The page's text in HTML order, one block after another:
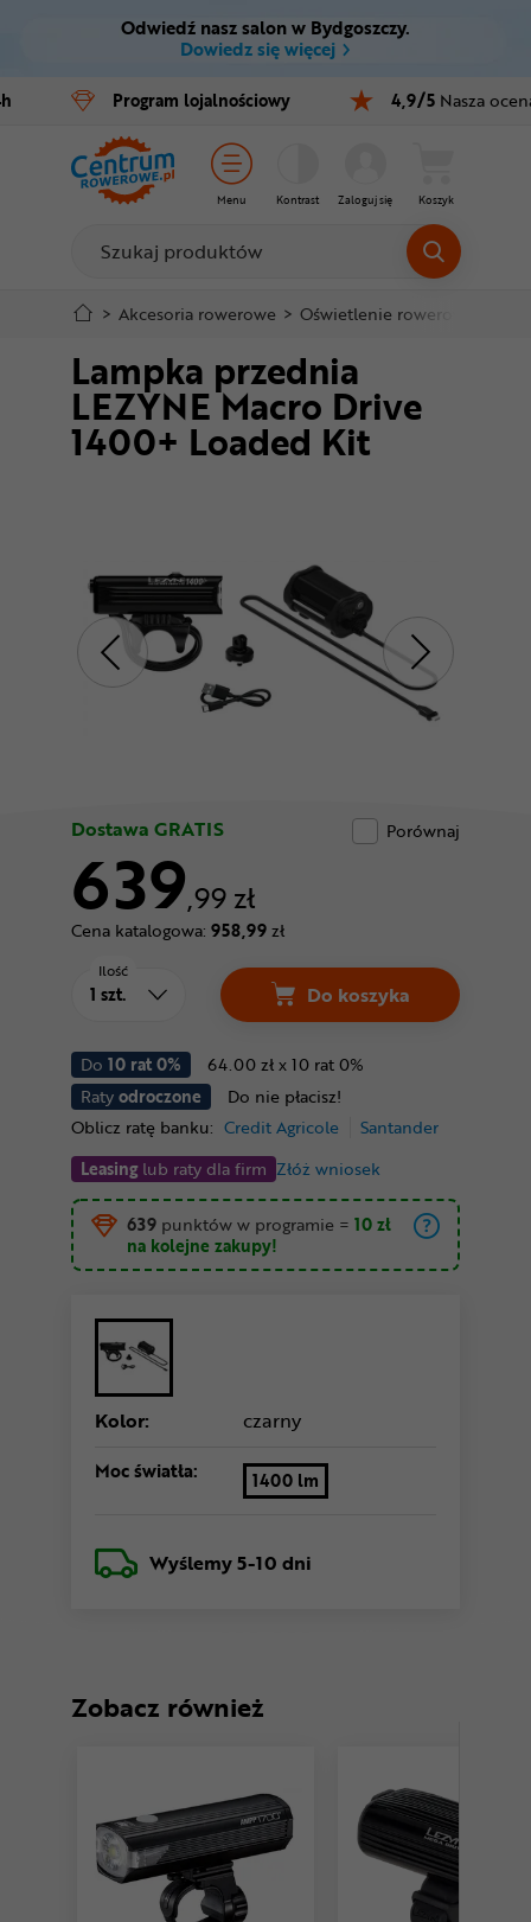
Ctrl M
Menu główne
Informacje o produkcie
Do koszyka
Szczegółowe informacje
Stopka
Mapa strony
Odwiedź nasz salon w Bydgoszczy.
Dowiedz się więcej
Program lojalnościowy 4,9/5 Nasza
Menu Kontrast Zaloguj się Koszyk
Rowery
E-bike
Części
Akcesoria
Odzież
Kaski
Buty
Nowości
Superoferta
> Akcesoria rowerowe > Oświetlenie rowerowe
Lampka przednia
LEZYNE Macro Drive
1400+ Loaded Kit
Dostawa GRATIS Porównaj
639,99 zł
Cena katalogowa: 958,99zł
Do 10 rat 0%
64.00 zł x 10 rat 0%
Ratyodroczone
Do nie płacisz!
Oblicz ratę banku: Credit Agricole
Santander
Leasinglub raty dla firm Złóż wniosek
Ilość
Do koszyka
639 punktów w programie = 10 zł
na kolejne zakupy!
Kolor: czarny
Moc światła: 1400 lm
Wyślemy5-10 dni
Zobacz również